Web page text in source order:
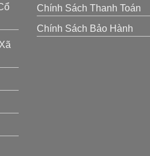
Chính Sách Thanh Toán
Chính Sách Bảo Hành